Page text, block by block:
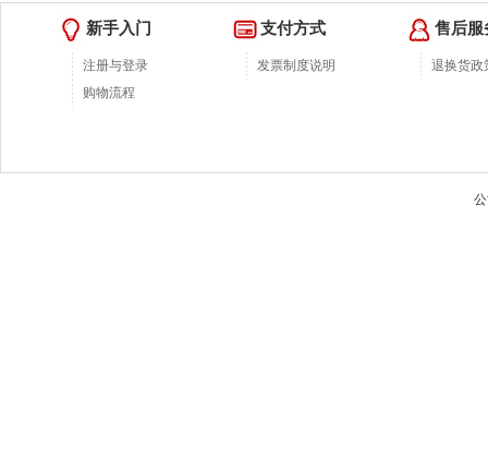
新手入门
注册与登录
购物流程
支付方式
发票制度说明
售后服
退换货政